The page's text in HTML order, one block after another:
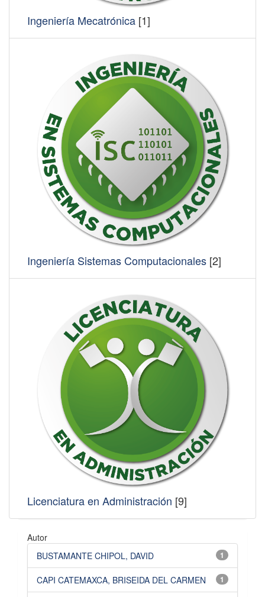
Ingeniería Mecatrónica [1]
Ingeniería Sistemas Computacionales [2]
Licenciatura en Administración [9]
Autor
1
BUSTAMANTE CHIPOL, DAVID
1
CAPI CATEMAXCA, BRISEIDA DEL CARMEN